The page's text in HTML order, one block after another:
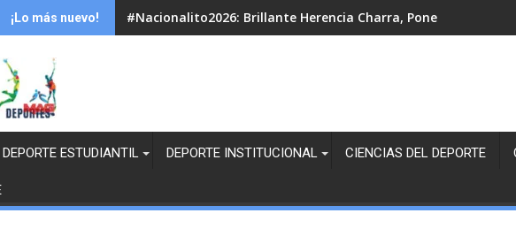
¡Lo más nuevo! #Nacionalito2026: Brillante Herencia Charra, Pone tres
#Aztecazo2026: ¡ Dejando Huella, 15 Años Rodando!
DEPORTE ESTUDIANTIL DEPORTE INSTITUCIONAL CIENCIAS DEL DEPORTE